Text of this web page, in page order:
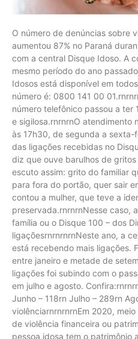
O número de denúncias sobre
aumentou 87% no Paraná
com a central Disque Idoso. A
mesmo período do ano
Idosos está disponível em
número é: 0800 141 00
número telefônico passou a ter
e sigilosa.rnrnrnO atendimento
às 17h30, de segunda a sexta-
das ligações recebidas no
diz que ouve barulhos de gritos
escuto assim: grito do familiar
para fora do portão, quer sair
contou a mulher, que teve a
preservada.rnrnrnNesse caso,
família ou o Disque 100 – dos
ligaçõesrnrnrnrnNeste ano, a
está recebendo mais ligações.
entre janeiro e metade de
ligações foi subindo com o
em julho e agosto.
Junho – 118rn Julho – 289rn
violênciarnrnrnrnEm 2020,
de violência financeira ou
pessoa idosa tem o patrimônio